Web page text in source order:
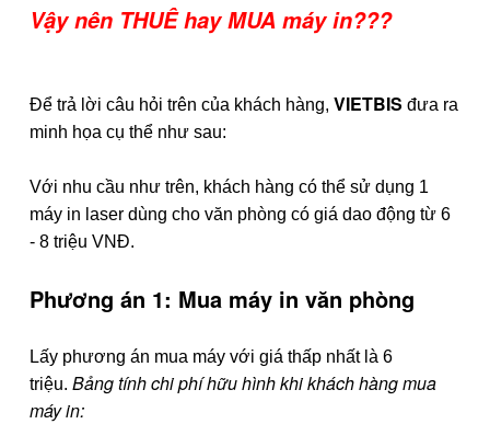
Vậy nên THUÊ hay MUA máy in???
Để trả lời câu hỏi trên của khách hàng, VIETBIS đưa ra
minh họa cụ thể như sau:
Với nhu cầu như trên, khách hàng có thể sử dụng 1
máy in laser dùng cho văn phòng có giá dao động từ 6
- 8 triệu VNĐ.
Phương án 1: Mua máy in văn phòng
Lấy phương án mua máy với giá thấp nhất là 6
triệu. Bảng tính chi phí hữu hình khi khách hàng mua
máy in: